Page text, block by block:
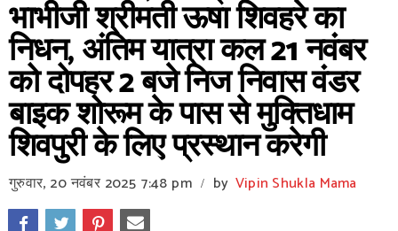
भाभीजी श्रीमती ऊषा शिवहरे का
निधन, अंतिम यात्रा कल 21 नवंबर
को दोपहर 2 बजे निज निवास वंडर
बाइक शोरूम के पास से मुक्तिधाम
शिवपुरी के लिए प्रस्थान करेगी
गुरुवार, 20 नवंबर 2025 7:48 pm / by Vipin Shukla Mama